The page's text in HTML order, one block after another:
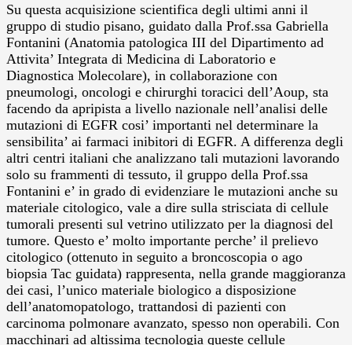
Su questa acquisizione scientifica degli ultimi anni il
gruppo di studio pisano, guidato dalla Prof.ssa Gabriella
Fontanini (Anatomia patologica III del Dipartimento ad
Attivita’ Integrata di Medicina di Laboratorio e
Diagnostica Molecolare), in collaborazione con
pneumologi, oncologi e chirurghi toracici dell’Aoup, sta
facendo da apripista a livello nazionale nell’analisi delle
mutazioni di EGFR cosi’ importanti nel determinare la
sensibilita’ ai farmaci inibitori di EGFR. A differenza degli
altri centri italiani che analizzano tali mutazioni lavorando
solo su frammenti di tessuto, il gruppo della Prof.ssa
Fontanini e’ in grado di evidenziare le mutazioni anche su
materiale citologico, vale a dire sulla strisciata di cellule
tumorali presenti sul vetrino utilizzato per la diagnosi del
tumore. Questo e’ molto importante perche’ il prelievo
citologico (ottenuto in seguito a broncoscopia o ago
biopsia Tac guidata) rappresenta, nella grande maggioranza
dei casi, l’unico materiale biologico a disposizione
dell’anatomopatologo, trattandosi di pazienti con
carcinoma polmonare avanzato, spesso non operabili. Con
macchinari ad altissima tecnologia queste cellule